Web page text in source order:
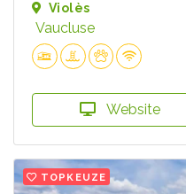
Violès
Vaucluse
Website
TOPKEUZE